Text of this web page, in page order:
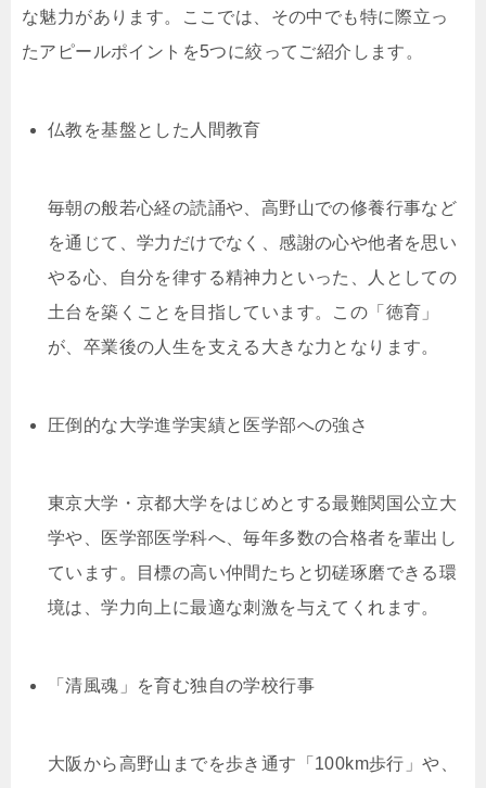
な魅力があります。ここでは、その中でも特に際立っ
たアピールポイントを5つに絞ってご紹介します。
仏教を基盤とした人間教育
毎朝の般若心経の読誦や、高野山での修養行事など
を通じて、学力だけでなく、感謝の心や他者を思い
やる心、自分を律する精神力といった、人としての
土台を築くことを目指しています。この「徳育」
が、卒業後の人生を支える大きな力となります。
圧倒的な大学進学実績と医学部への強さ
東京大学・京都大学をはじめとする最難関国公立大
学や、医学部医学科へ、毎年多数の合格者を輩出し
ています。目標の高い仲間たちと切磋琢磨できる環
境は、学力向上に最適な刺激を与えてくれます。
「清風魂」を育む独自の学校行事
大阪から高野山までを歩き通す「100km歩行」や、